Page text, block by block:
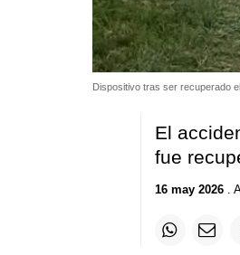
Dispositivo tras ser recuperado
El
fue
16 may 2026.